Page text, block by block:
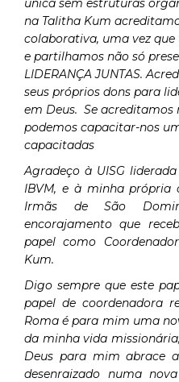
única sem estruturas
na Talitha Kum
colaborativa, uma vez
e partilhamos não só
LIDERANÇA JUNTAS.
seus próprios dons para
em Deus. Se acreditamos
podemos capacitar-nos
capacitadas
Agradeço à UISG
IBVM, e à minha própria
Irmãs de São
encorajamento que
papel como
Kum.
Digo sempre que este
papel de coordenadora
Roma é para mim uma
da minha vida
Deus para mim abrace
desenraizado numa